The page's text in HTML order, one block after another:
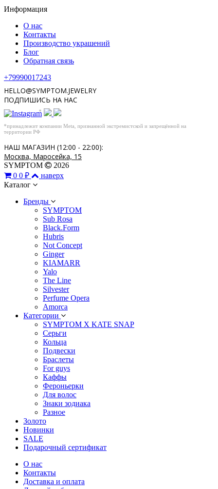
Информация
О нас
Контакты
Производство украшений
Блог
Обратная связь
+79990017243
HELLO@SYMPTOM.JEWELRY
ПОДПИШИСЬ НА НАС
*
*принадлежит компании Meta, признанной экстремистской и запрещённой на
территории РФ
НАШ МАГАЗИН (12:00 - 22:00):
Москва, Маросейка, 15
SYMPTOM
2026
0 0 ₽
наверх
Каталог
Бренды
SYMPTOM
Sub Rosa
Black.Form
Hubris
Not Concept
Ginger
KIAMARR
Yalo
The Line
Silvester
Perfume Opera
Amorca
Категории
SYMPTOM X KATE SNAP
Серьги
Кольца
Подвески
Браслеты
For guys
Каффы
Фероньерки
Для волос
Знаки зодиака
Разное
Золото
Новинки
SALE
Подарочный сертификат
О нас
Контакты
Доставка и оплата